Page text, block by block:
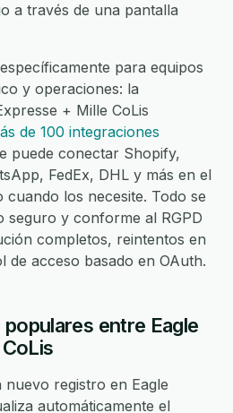
a través de una pantalla
para equipos
y operaciones: la
+ Mille CoLis
de 100 integraciones
puede conectar Shopify,
FedEx, DHL y más en el
cuando los necesite. Todo se
seguro y conforme al RGPD
completos, reintentos en
acceso basado en OAuth.
entre Eagle
registro en Eagle
automáticamente el